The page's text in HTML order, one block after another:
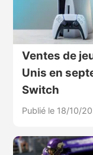
Ventes de
Unis en
Switch
Publié le 18/10/